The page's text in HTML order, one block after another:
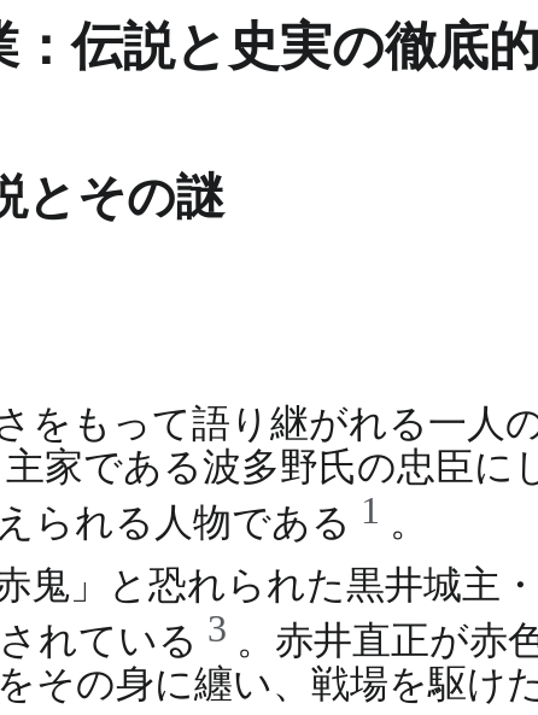
伝説と史実の徹底
とその謎
をもって語り継がれる一人
家である波多野氏の忠臣に
られる人物である 1 。
鬼」と恐れられた黒井城主
れている 3 。赤井直正が赤
その身に纏い、戦場を駆け